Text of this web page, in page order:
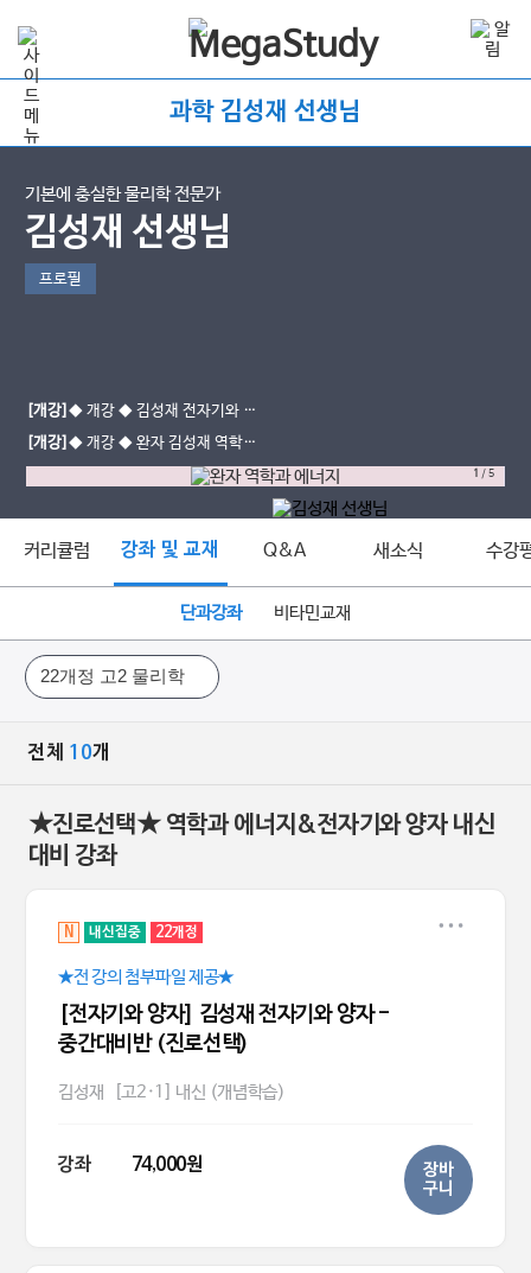
과학 김성재 선생님
기본에 충실한 물리학 전문가
김성재 선생님
프로필
[개강]◆ 개강 ◆ 김성재 전자기와 양
자 - 중간대비반 (진로선택)
[개강]◆ 개강 ◆ 완자 김성재 역학과
에너지 (진로선택)
1 /5
커리큘럼 강좌 및 교재 Q&A 새소식 수강
단과강좌 비타민교재
전체 10개
★진로선택★ 역학과 에너지&전자기와 양자 내신
대비 강좌
N 내신집중 22개정
★전 강의 첨부파일 제공★
[전자기와 양자] 김성재 전자기와 양자 -
중간대비반 (진로선택)
김성재 [고2·1] 내신 (개념학습)
강좌 74,000원
장바
구니